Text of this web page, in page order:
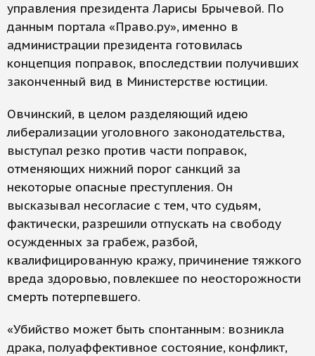
управления президента Ларисы Брычевой. По
данным портала «Право.ру», именно в
администрации президента готовилась
концепция поправок, впоследствии получивших
законченный вид в Министерстве юстиции.
Овчинский, в целом разделяющий идею
либерализации уголовного законодательства,
выступал резко против части поправок,
отменяющих нижний порог санкций за
некоторые опасные преступления. Он
высказывал несогласие с тем, что судьям,
фактически, разрешили отпускать на свободу
осужденных за грабеж, разбой,
квалифицированную кражу, причинение тяжкого
вреда здоровью, повлекшее по неосторожности
смерть потерпевшего.
«Убийство может быть спонтанным: возникла
драка, полуаффективное состояние, конфликт,